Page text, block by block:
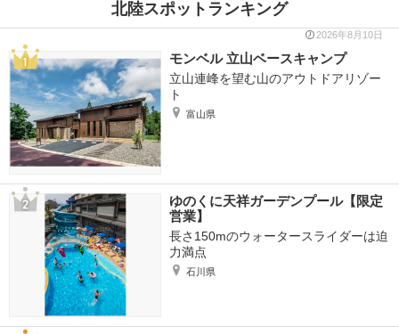
北陸スポットランキング
2026年8月10日
モンベル 立山ベースキャンプ
立山連峰を望む山のアウトドアリゾー
ト
富山県
ゆのくに天祥ガーデンプール【限定
営業】
長さ150mのウォータースライダーは迫
力満点
石川県